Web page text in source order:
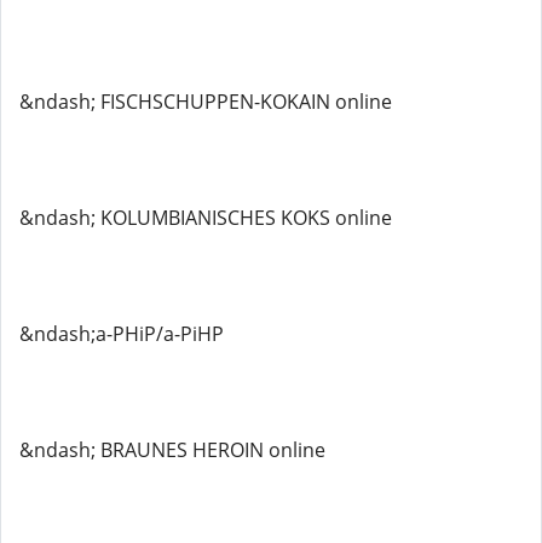
&ndash; FISCHSCHUPPEN-KOKAIN online
&ndash; KOLUMBIANISCHES KOKS online
&ndash;a-PHiP/a-PiHP
&ndash; BRAUNES HEROIN online